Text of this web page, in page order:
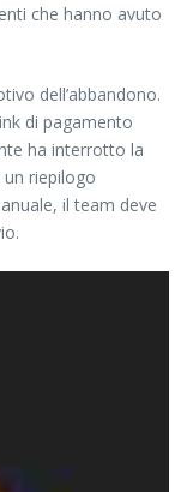
che hanno avuto
dell’abbandono.
di pagamento
ha interrotto la
riepilogo
il team deve